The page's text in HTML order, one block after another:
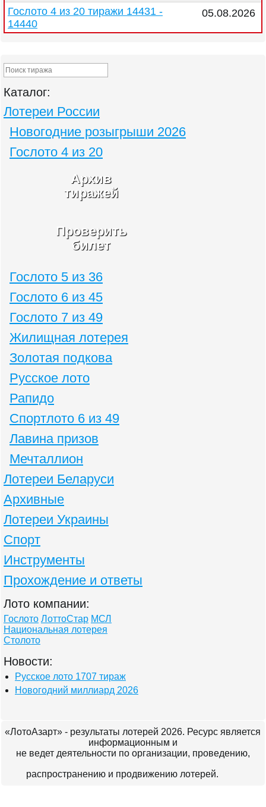
Гослото 4 из 20 тиражи 14431 -
14440
05.08.2026
Каталог:
Лотереи России
Новогодние розыгрыши 2026
Гослото 4 из 20
Архив
тиражей
Проверить
билет
Гослото 5 из 36
Гослото 6 из 45
Гослото 7 из 49
Жилищная лотерея
Золотая подкова
Русское лото
Рапидо
Спортлото 6 из 49
Лавина призов
Мечталлион
Лотереи Беларуси
Архивные
Лотереи Украины
Спорт
Инструменты
Прохождение и ответы
Лото компании:
Гослото ЛоттоСтар МСЛ
Национальная лотерея
Столото
Новости:
Русское лото 1707 тираж
Новогодний миллиард 2026
«ЛотоАзарт» - результаты лотерей 2026. Ресурс является
информационным и
не ведет деятельности по организации, проведению,
распространению и продвижению лотерей.